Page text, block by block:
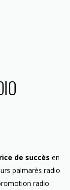
de succès en
palmarès radio
radio